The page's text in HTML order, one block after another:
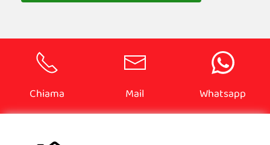
Chiama Mail Whatsapp